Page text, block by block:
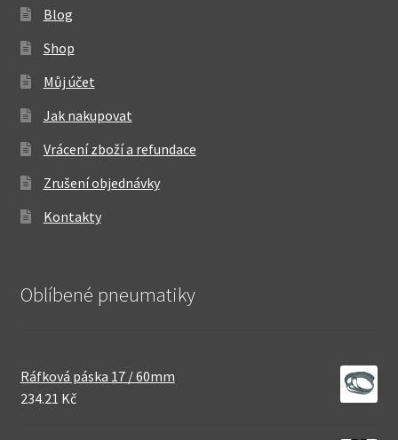
Blog
Shop
Můj účet
Jak nakupovat
Vrácení zboží a refundace
Zrušení objednávky
Kontakty
Oblíbené pneumatiky
Ráfková páska 17 / 60mm
234.21 Kč